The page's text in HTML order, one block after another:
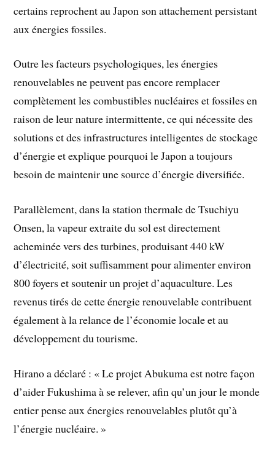
certains reprochent au Japon son attachement persistant
aux énergies fossiles.
Outre les facteurs psychologiques, les énergies
renouvelables ne peuvent pas encore remplacer
complètement les combustibles nucléaires et fossiles en
raison de leur nature intermittente, ce qui nécessite des
solutions et des infrastructures intelligentes de stockage
d’énergie et explique pourquoi le Japon a toujours
besoin de maintenir une source d’énergie diversifiée.
Parallèlement, dans la station thermale de Tsuchiyu
Onsen, la vapeur extraite du sol est directement
acheminée vers des turbines, produisant 440 kW
d’électricité, soit suffisamment pour alimenter environ
800 foyers et soutenir un projet d’aquaculture. Les
revenus tirés de cette énergie renouvelable contribuent
également à la relance de l’économie locale et au
développement du tourisme.
Hirano a déclaré : « Le projet Abukuma est notre façon
d’aider Fukushima à se relever, afin qu’un jour le monde
entier pense aux énergies renouvelables plutôt qu’à
l’énergie nucléaire. »